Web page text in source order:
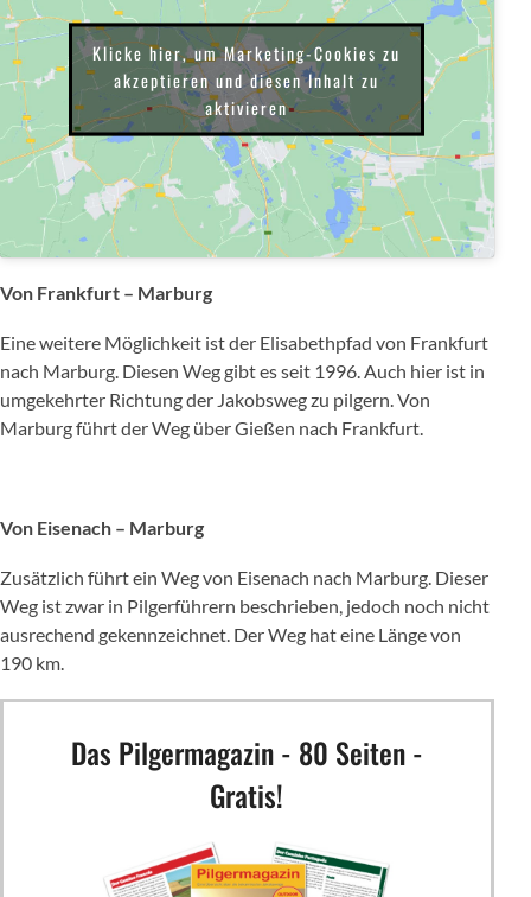
Klicke hier, um Marketing-Cookies zu
akzeptieren und diesen Inhalt zu
aktivieren
Von Frankfurt – Marburg
Eine weitere Möglichkeit ist der Elisabethpfad von Frankfurt
nach Marburg. Diesen Weg gibt es seit 1996. Auch hier ist in
umgekehrter Richtung der Jakobsweg zu pilgern. Von
Marburg führt der Weg über Gießen nach Frankfurt.
Von Eisenach – Marburg
Zusätzlich führt ein Weg von Eisenach nach Marburg. Dieser
Weg ist zwar in Pilgerführern beschrieben, jedoch noch nicht
ausrechend gekennzeichnet. Der Weg hat eine Länge von
190 km.
Das Pilgermagazin - 80 Seiten -
Gratis!